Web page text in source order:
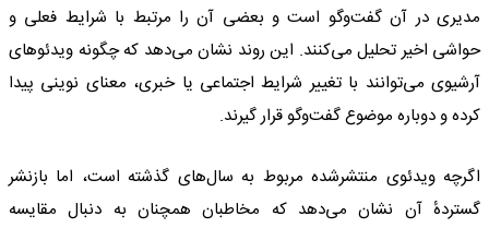
مدیری در آن گفت‌وگو است و بعضی آن را مرتبط با شرایط فعلی و
حواشی اخیر تحلیل می‌کنند. این روند نشان می‌دهد که چگونه ویدئوهای
آرشیوی می‌توانند با تغییر شرایط اجتماعی یا خبری، معنای نوینی پیدا
کرده و دوباره موضوع گفت‌وگو قرار گیرند.
اگرچه ویدئوی منتشرشده مربوط به سال‌های گذشته است، اما بازنشر
گستردهٔ آن نشان می‌دهد که مخاطبان همچنان به دنبال مقایسه